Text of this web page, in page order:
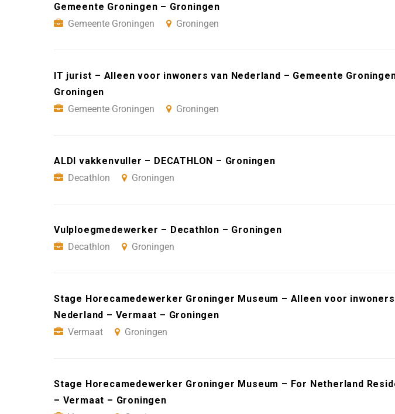
Gemeente Groningen – Groningen
Gemeente Groningen
Groningen
IT jurist – Alleen voor inwoners van Nederland – Gemeente
Groningen
Gemeente Groningen
Groningen
ALDI vakkenvuller – DECATHLON – Groningen
Decathlon
Groningen
Vulploegmedewerker – Decathlon – Groningen
Decathlon
Groningen
Stage Horecamedewerker Groninger Museum – Alleen voor
Nederland – Vermaat – Groningen
Vermaat
Groningen
Stage Horecamedewerker Groninger Museum – For Netherland
– Vermaat – Groningen